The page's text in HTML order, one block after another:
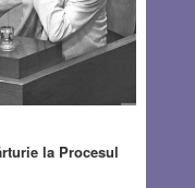
la Procesul